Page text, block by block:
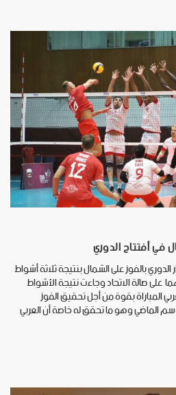
في أفتتاح الدوري
بالفوز على الشمال بنتيجة ثلاثة أشواط
على صالة الاتحاد وجاءت نتيجة الأشواط
ودخل العربي المباراة بقوة من أجل تحقيق الفوز
الماضي وهو ما تحقق له خاصة أن العربي